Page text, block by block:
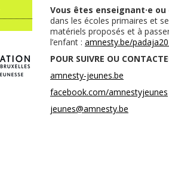
Vous êtes enseignant·e ou
dans les écoles primaires et
matériels proposés et à
l’enfant : amnesty.be/
POUR SUIVRE OU
amnesty-jeunes.be
facebook.com/amnestyjeunes
jeunes@amnesty.be